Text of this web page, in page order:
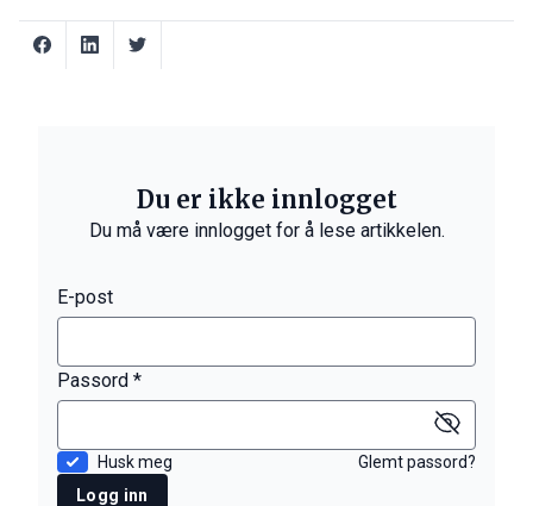
Du er ikke innlogget
Du må være innlogget for å lese artikkelen.
E-post
Passord *
Husk meg
Glemt passord?
Logg inn